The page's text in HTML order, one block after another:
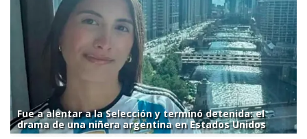
Fue a alentar a la Selección y terminó detenida: el
drama de una niñera argentina en Estados Unidos